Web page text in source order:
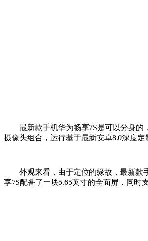
最新款手机华为畅享7S是可以分身的，
摄像头组合，运行基于最新安卓8.0深度定
外观来看，由于定位的缘故，最新款手
享7S配备了一块5.65英寸的全面屏，同时